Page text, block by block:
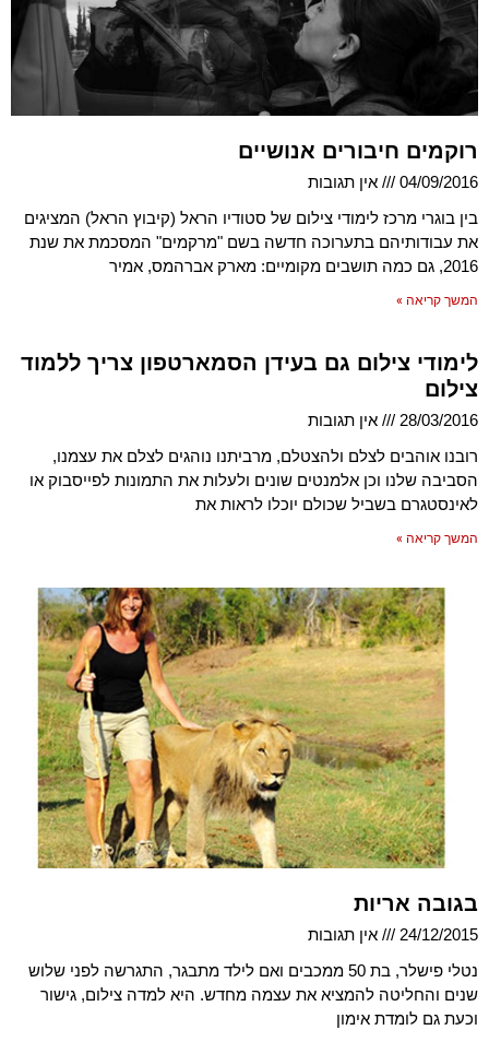
רוקמים חיבורים אנושיים
04/09/2016
אין תגובות
בין בוגרי מרכז לימודי צילום של סטודיו הראל (קיבוץ הראל) המציגים
את עבודותיהם בתערוכה חדשה בשם "מרקמים" המסכמת את שנת
2016, גם כמה תושבים מקומיים: מארק אברהמס, אמיר
המשך קריאה »
לימודי צילום גם בעידן הסמארטפון צריך ללמוד
צילום
28/03/2016
אין תגובות
רובנו אוהבים לצלם ולהצטלם, מרביתנו נוהגים לצלם את עצמנו,
הסביבה שלנו וכן אלמנטים שונים ולעלות את התמונות לפייסבוק או
לאינסטגרם בשביל שכולם יוכלו לראות את
המשך קריאה »
בגובה אריות
24/12/2015
אין תגובות
נטלי פישלר, בת 50 ממכבים ואם לילד מתבגר, התגרשה לפני שלוש
שנים והחליטה להמציא את עצמה מחדש. היא למדה צילום, גישור
וכעת גם לומדת אימון